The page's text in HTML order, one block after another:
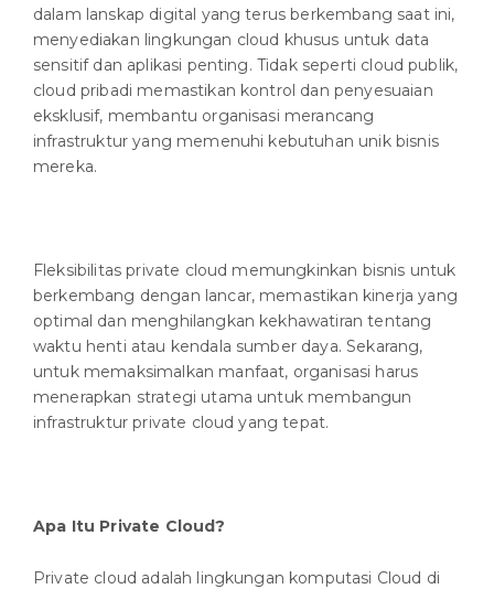
dalam lanskap digital yang terus berkembang saat ini,
menyediakan lingkungan cloud khusus untuk data
sensitif dan aplikasi penting. Tidak seperti cloud publik,
cloud pribadi memastikan kontrol dan penyesuaian
eksklusif, membantu organisasi merancang
infrastruktur yang memenuhi kebutuhan unik bisnis
mereka.
Fleksibilitas private cloud memungkinkan bisnis untuk
berkembang dengan lancar, memastikan kinerja yang
optimal dan menghilangkan kekhawatiran tentang
waktu henti atau kendala sumber daya. Sekarang,
untuk memaksimalkan manfaat, organisasi harus
menerapkan strategi utama untuk membangun
infrastruktur private cloud yang tepat.
Apa Itu Private Cloud?
Private cloud adalah lingkungan komputasi Cloud di